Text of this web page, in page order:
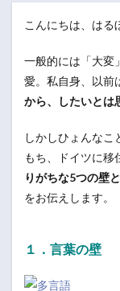
こんにちは、はる
一般的には「大変
愛。私自身、以前
から、したいとは
しかしひょんなこ
もち、ドイツに移
りがちな5つの壁
をお伝えします。
１．言葉の壁